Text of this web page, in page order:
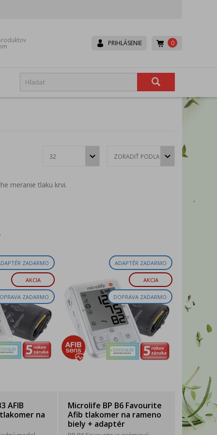
0
PRIHLÁSENIE
Ice Power
Mesh
meranie tlaku krvi.
ZADARMO
AKCIA
ZADARMO
AFIB
na
ADAPTÉR ZADARMO
AKCIA
DOPRAVA ZADARMO
Microlife BP B6 Favourite
Afib tlakomer na rameno
biely + adaptér